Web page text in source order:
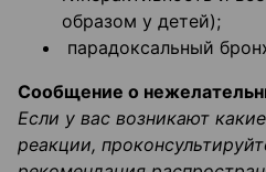
образом у детей);
парадоксальный
Сообщение о
Если у вас возникают
реакции,